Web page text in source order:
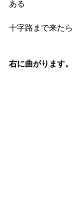
ある
十字路まで来たら
右に曲がります。